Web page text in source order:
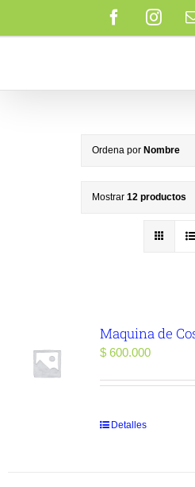
Facebook
Ordena por Nombre
Mostrar 12 productos
Maquina de
$600.000
Detalles